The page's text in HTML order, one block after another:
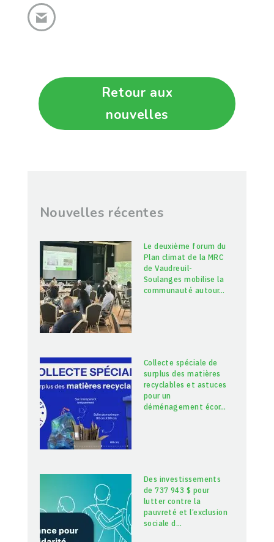
Retour aux
nouvelles
Nouvelles récentes
Le deuxième forum du
Plan climat de la MRC
de Vaudreuil-
Soulanges mobilise la
communauté autour…
Collecte spéciale de
surplus des matières
recyclables et astuces
pour un
déménagement écor…
Des investissements
de 737 943 $ pour
lutter contre la
pauvreté et l’exclusion
sociale d…